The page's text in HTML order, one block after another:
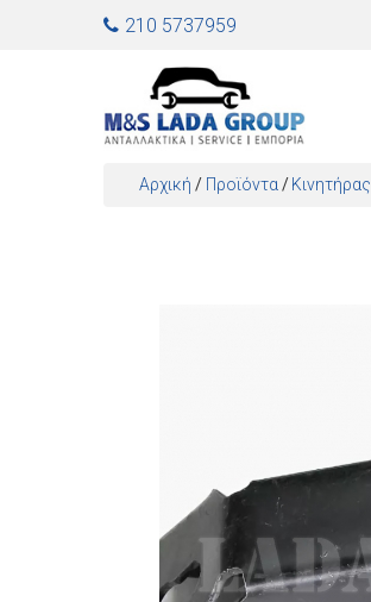
Jump to navigation210 5737959
Αρχική / Προϊόντα /Κινητήρας